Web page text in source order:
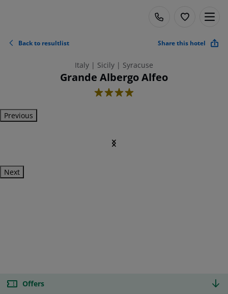
Back to resultlist Share this hotel
Italy | Sicily | Syracuse
Grande Albergo Alfeo
4
Previous
Next
Offers